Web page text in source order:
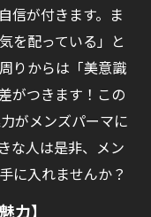
えばいい？
間かかる？
方法は？
ーマを見つけ
信が付きます。ま
を配っている」と
りからは「美意識
がつきます！この
がメンズパーマに
な人は是非、メン
に入れませんか？
力】